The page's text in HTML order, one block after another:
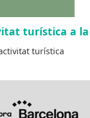
turística a la
turística